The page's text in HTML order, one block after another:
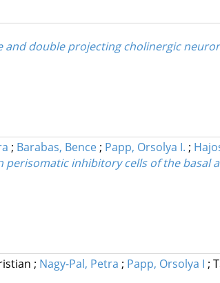
double projecting cholinergic
; Barabas, Bence; Papp, Orsolya I. ;
inhibitory cells of the basal
; Nagy-Pal, Petra ; Papp, Orsolya I ;